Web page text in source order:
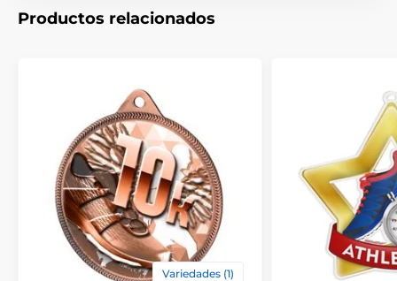
Medallas de carreras
Productos relacionados
Variedades (1)